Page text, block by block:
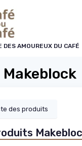
DES AMOUREUX DU CAFÉ
Makeblock
des produits
des cookies